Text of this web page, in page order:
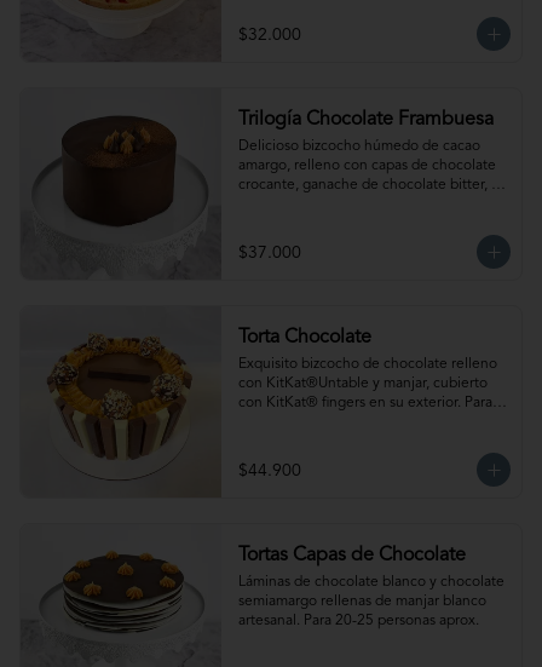
ambiente antes de servir.
$32.000
Trilogía Chocolate Frambuesa
Delicioso bizcocho húmedo de cacao
amargo, relleno con capas de chocolate
crocante, ganache de chocolate bitter,
personas. Producto congelado, se
recomienda descongelar 2 a 3 horas a
$37.000
Torta Chocolate
Exquisito bizcocho de chocolate relleno
con KitKat®Untable y manjar, cubierto
con KitKat® fingers en su exterior. Para
temperatura ambiente antes de servir.
$44.900
Tortas Capas de Chocolate
Láminas de chocolate blanco y chocolate
semiamargo rellenas de manjar blanco
artesanal. Para 20-25 personas aprox.